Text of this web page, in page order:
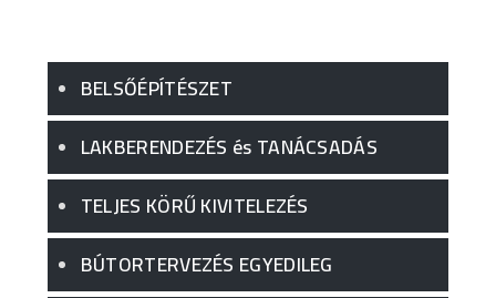
BELSŐÉPÍTÉSZET
LAKBERENDEZÉS és TANÁCSADÁS
TELJES KÖRŰ KIVITELEZÉS
BÚTORTERVEZÉS EGYEDILEG